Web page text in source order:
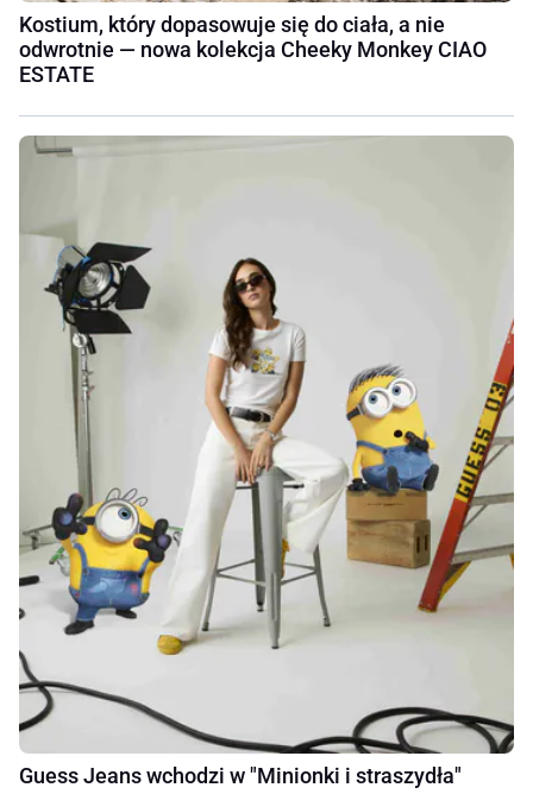
Kostium, który dopasowuje się do ciała, a nie
odwrotnie — nowa kolekcja Cheeky Monkey CIAO
ESTATE
Guess Jeans wchodzi w "Minionki i straszydła"